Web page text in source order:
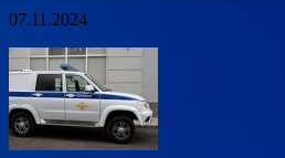
07.11.2024